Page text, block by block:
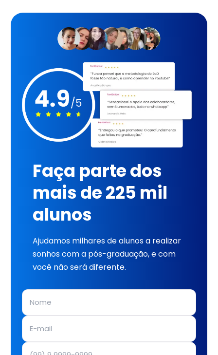
Faça parte dos
mais de 225 mil
alunos
Ajudamos milhares de alunos a realizar
sonhos com a pós-graduação, e com
você não será diferente.